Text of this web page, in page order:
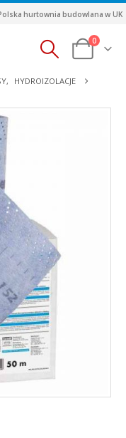
hurtownia budowlana w UK
0
,
HYDROIZOLACJE